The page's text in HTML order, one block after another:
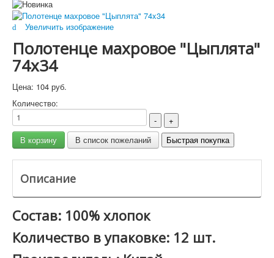
Увеличить изображение
Полотенце махровое "Цыплята"
74x34
Цена: 104 руб.
Количество:
Описание
Состав: 100% хлопок
Количество в упаковке: 12 шт.